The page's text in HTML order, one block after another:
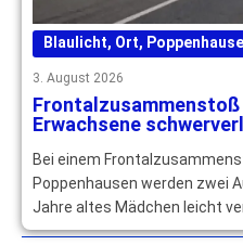
Blaulicht, Ort,
3. August 2026
Frontalzusammenstoß
Erwachsene
Bei einem
Poppenhausen werden zwei
Jahre altes Mädchen leicht